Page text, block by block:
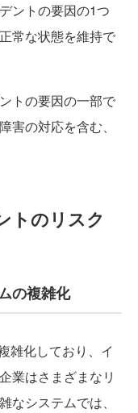
ントの要因の1つ
常な状態を維持で
トの要因の一部で
害の対応を含む、
トのリスク
の複雑化
雑化しており、イ
業はさまざまなリ
なシステムでは、